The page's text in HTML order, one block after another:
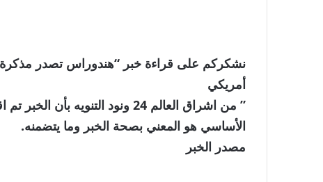
نشكركم على قراءة خبر “هندوراس تصدر مذكرة
أمريكي
” من اشراق العالم 24 ونود
الأساسي هو المعني بصحة الخبر وما يتضمنه.
مصدر الخبر